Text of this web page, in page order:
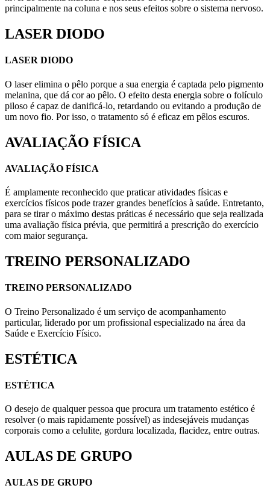
principalmente na coluna e nos seus efeitos sobre o sistema nervoso.
LASER DIODO
LASER DIODO
O laser elimina o pêlo porque a sua energia é captada pelo pigmento
melanina, que dá cor ao pêlo. O efeito desta energia sobre o folículo
piloso é capaz de danificá-lo, retardando ou evitando a produção de
um novo fio. Por isso, o tratamento só é eficaz em pêlos escuros.
AVALIAÇÃO FÍSICA
AVALIAÇÃO FÍSICA
É amplamente reconhecido que praticar atividades físicas e
exercícios físicos pode trazer grandes benefícios à saúde. Entretanto,
para se tirar o máximo destas práticas é necessário que seja realizada
uma avaliação física prévia, que permitirá a prescrição do exercício
com maior segurança.
TREINO PERSONALIZADO
TREINO PERSONALIZADO
O Treino Personalizado é um serviço de acompanhamento
particular, liderado por um profissional especializado na área da
Saúde e Exercício Físico.
ESTÉTICA
ESTÉTICA
O desejo de qualquer pessoa que procura um tratamento estético é
resolver (o mais rapidamente possível) as indesejáveis mudanças
corporais como a celulite, gordura localizada, flacidez, entre outras.
AULAS DE GRUPO
AULAS DE GRUPO